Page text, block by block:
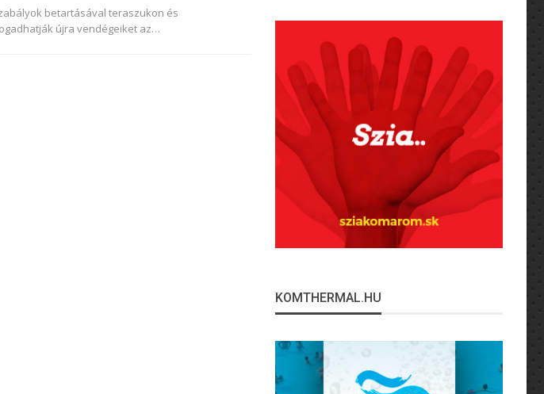
betartásával teraszukon és
újra vendégeiket az…
KOMTHERMAL.HU